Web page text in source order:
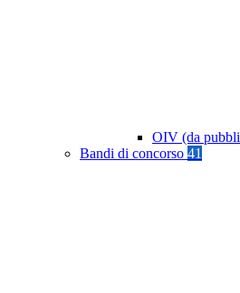
OIV (da
Bandi di concorso 41